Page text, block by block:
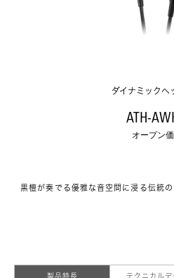
ダイナミックヘ
ATH-
オープン
黒檀が奏でる優雅な音空間に浸る伝統の
製品特長 テクニカルデ